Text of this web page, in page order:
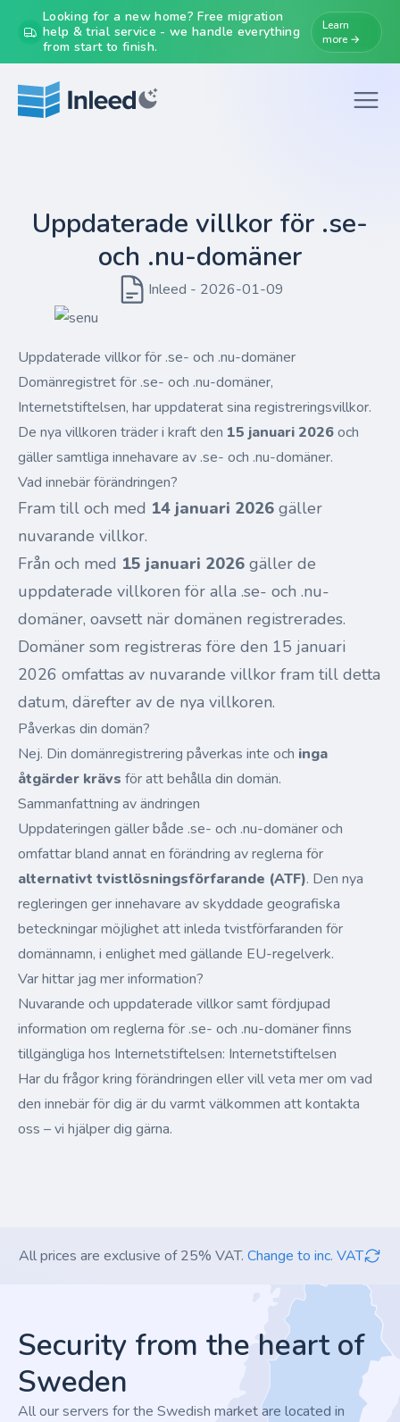
Looking for a new home? Free migration
help & trial service - we handle everything
from start to finish.
Learn
more →
Uppdaterade villkor för .se-
och .nu-domäner
Inleed - 2026-01-09
Uppdaterade villkor för .se- och .nu-domäner
Domänregistret för .se- och .nu-domäner,
Internetstiftelsen, har uppdaterat sina registreringsvillkor.
De nya villkoren träder i kraft den 15 januari 2026och
gäller samtliga innehavare av .se- och .nu-domäner.
Vad innebär förändringen?
Fram till och med 14 januari 2026 gäller
nuvarande villkor.
Från och med 15 januari 2026 gäller de
uppdaterade villkoren för alla .se- och .nu-
domäner, oavsett när domänen registrerades.
Domäner som registreras före den 15 januari
2026 omfattas av nuvarande villkor fram till detta
datum, därefter av de nya villkoren.
Påverkas din domän?
Nej. Din domänregistrering påverkas inte och inga
åtgärder krävs för att behålla din domän.
Sammanfattning av ändringen
Uppdateringen gäller både .se- och .nu-domäner och
omfattar bland annat en förändring av reglerna för
alternativt tvistlösningsförfarande (ATF). Den nya
regleringen ger innehavare av skyddade geografiska
beteckningar möjlighet att inleda tvistförfaranden för
domännamn, i enlighet med gällande EU-regelverk.
Var hittar jag mer information?
Nuvarande och uppdaterade villkor samt fördjupad
information om reglerna för .se- och .nu-domäner finns
tillgängliga hos Internetstiftelsen: Internetstiftelsen
Har du frågor kring förändringen eller vill veta mer om vad
den innebär för dig är du varmt välkommen att kontakta
oss – vi hjälper dig gärna.
All prices are exclusive of 25% VAT. Change to inc. VAT
Security from the heart of
Sweden
All our servers for the Swedish market are located in